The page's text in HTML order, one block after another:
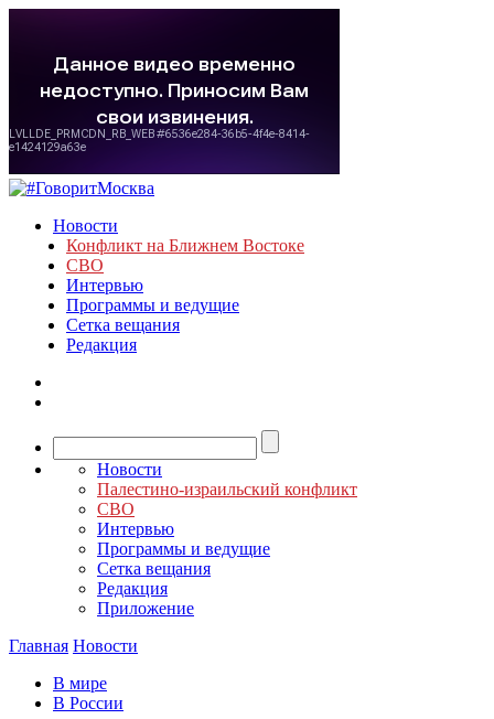
Новости
Конфликт на Ближнем Востоке
СВО
Интервью
Программы и ведущие
Сетка вещания
Редакция
Новости
Палестино-израильский конфликт
СВО
Интервью
Программы и ведущие
Сетка вещания
Редакция
Приложение
Главная Новости
В мире
В России